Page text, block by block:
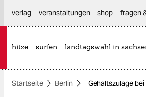
themen
verlag
veranstaltungen shop fragen
hitze surfen landtagswahl in
Startseite Berlin Gehaltszulage